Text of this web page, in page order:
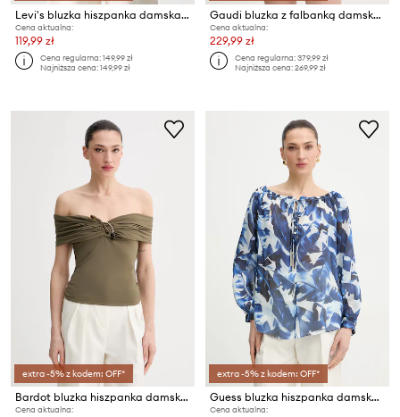
Levi's bluzka hiszpanka damska z wiskozą TORI TWISTED CLEAN
Cena aktualna:
119,99 zł
Cena regularna:149,99 zł
Najniższa cena:149,99 zł
Gaudi bluzka z falbanką damska bawełniana
Cena aktualna:
229,99 zł
Cena regularna:379,99 zł
Najniższa cena:269,99 zł
extra -5% z kodem: OFF*
Bardot bluzka hiszpanka damska
Cena aktualna:
extra -5% z kodem: OFF*
Guess bluzka hiszpanka damska ORSOLA
Cena aktualna: